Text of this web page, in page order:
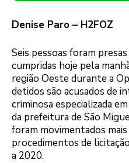
Denise Paro – H2FOZ
Seis pessoas foram
cumpridas hoje pela
região Oeste durante a
detidos são acusados de
criminosa especializada
da prefeitura de São
foram movimentados
procedimentos de
a 2020.